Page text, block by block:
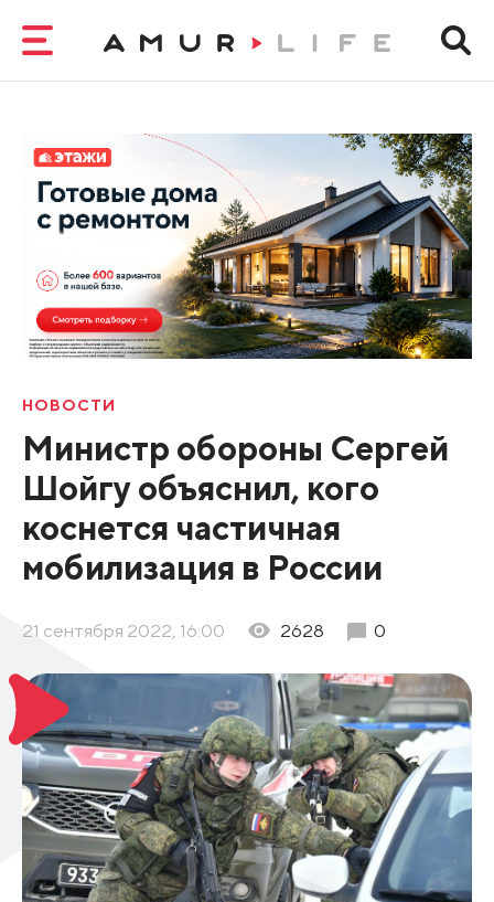
НОВОСТИ
Министр обороны Сергей
Шойгу объяснил, кого
коснется частичная
мобилизация в России
21 сентября 2022, 16:00 2628 0